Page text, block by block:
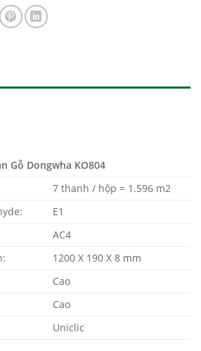
Gỗ Dongwha KO804
7 thanh / hộp = 1.596 m2
E1
AC4
1200 X 190 X 8 mm
Cao
Cao
Uniclic